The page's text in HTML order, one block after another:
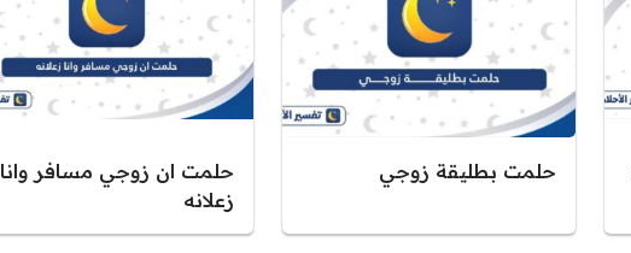
حلمت بطليقة زوجي
حلمت ان زوجي مسافر وانا
زعلانه